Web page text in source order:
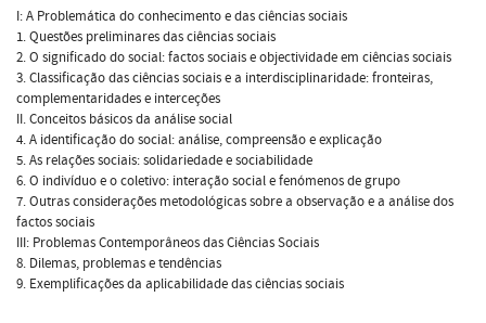
I: A Problemática do conhecimento e das ciências sociais
1. Questões preliminares das ciências sociais
2. O significado do social: factos sociais e objectividade em ciências sociais
3. Classificação das ciências sociais e a interdisciplinaridade: fronteiras,
complementaridades e interceções
II. Conceitos básicos da análise social
4. A identificação do social: análise, compreensão e explicação
5. As relações sociais: solidariedade e sociabilidade
6. O indivíduo e o coletivo: interação social e fenómenos de grupo
7. Outras considerações metodológicas sobre a observação e a análise dos
factos sociais
III: Problemas Contemporâneos das Ciências Sociais
8. Dilemas, problemas e tendências
9. Exemplificações da aplicabilidade das ciências sociais